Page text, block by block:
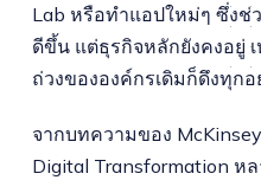
Lab หรือทำแอปใหม่ๆ ซึ่งช่
ดีขึ้น แต่ธุรกิจหลักยังคงอยู่
ถ่วงขององค์กรเดิมก็ดึงทุก
จากบทความของ
Digital Transformation ห